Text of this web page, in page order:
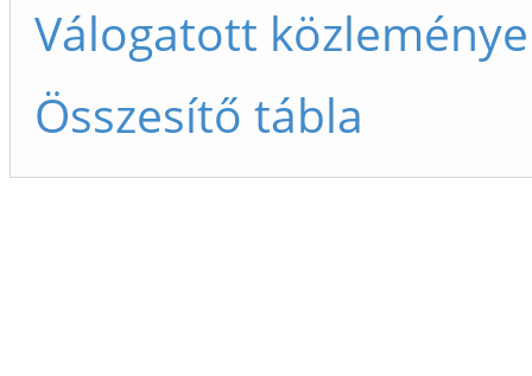
Válogatott
Összesítő tábla